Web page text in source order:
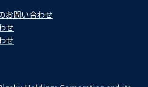
お問い合わせ
せ
せ